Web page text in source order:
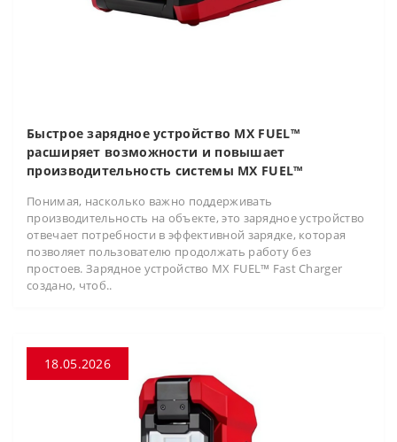
Быстрое зарядное устройство MX FUEL™
расширяет возможности и повышает
производительность системы MX FUEL™
Понимая, насколько важно поддерживать
производительность на объекте, это зарядное устройство
отвечает потребности в эффективной зарядке, которая
позволяет пользователю продолжать работу без
простоев. Зарядное устройство MX FUEL™ Fast Charger
создано, чтоб..
18.05.2026